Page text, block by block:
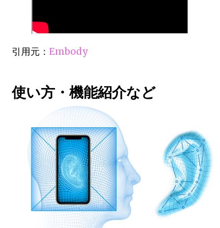
引用元： Embody
使い方・機能紹介など